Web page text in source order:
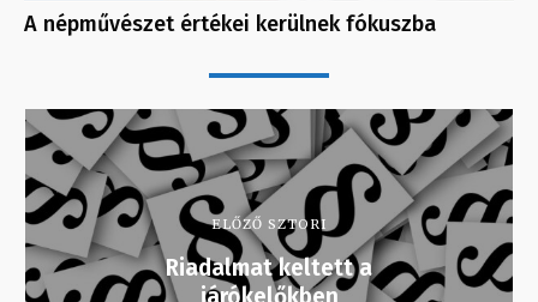
A népművészet értékei kerülnek fókuszba
ELŐZŐ SZTORI
Riadalmat keltett a